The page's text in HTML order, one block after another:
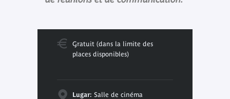
Gratuit (dans la limite des
places disponibles)
Lugar: Salle de cinéma